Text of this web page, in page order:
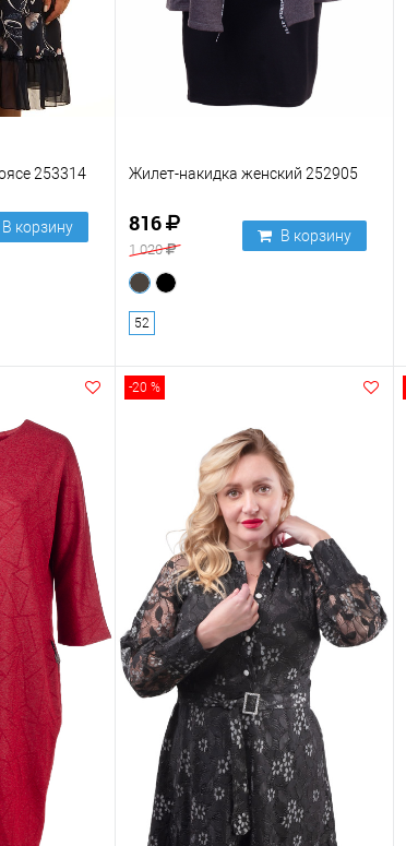
253314
В корзину
Жилет-накидка женский 252905
816
1 020
В корзину
52
-20 %